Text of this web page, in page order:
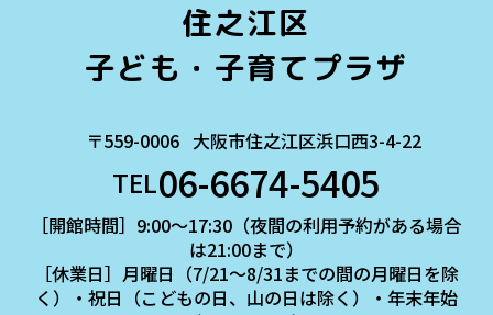
住之江区
子ども・子育てプラザ
〒559-0006 大阪市住之江区浜口西3-4-22
TEL06-6674-5405
［開館時間］9:00～17:30（夜間の利用予約がある場合
は21:00まで）
［休業日］月曜日（7/21～8/31までの間の月曜日を除
く）・祝日（こどもの日、山の日は除く）・年末年始